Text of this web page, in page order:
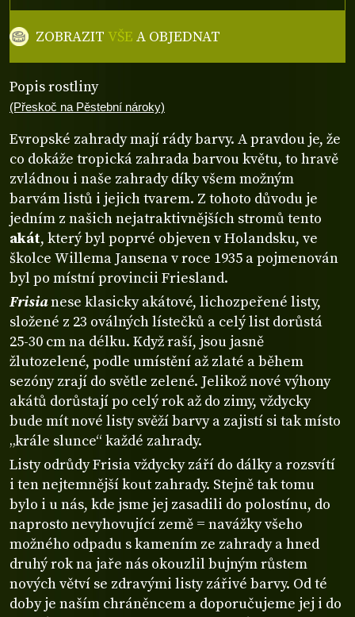
Popis rostliny
(Přeskoč na Pěstební nároky)
Evropské zahrady mají rády barvy. A pravdou je, že
co dokáže tropická zahrada barvou květu, to hravě
zvládnou i naše zahrady díky všem možným
barvám listů i jejich tvarem. Z tohoto důvodu je
jedním z našich nejatraktivnějších stromů tento
akát, který byl poprvé objeven v Holandsku, ve
školce Willema Jansena v roce 1935 a pojmenován
byl po místní provincii Friesland.
Frisianese klasicky akátové, lichozpeřené listy,
složené z 23 oválných lístečků a celý list dorůstá
25-30 cm na délku. Když raší, jsou jasně
žlutozelené, podle umístění až zlaté a během
sezóny zrají do světle zelené. Jelikož nové výhony
akátů dorůstají po celý rok až do zimy, vždycky
bude mít nové listy svěží barvy a zajistí si tak místo
„krále slunce“ každé zahrady.
Listy odrůdy Frisia vždycky září do dálky a rozsvítí
i ten nejtemnější kout zahrady. Stejně tak tomu
bylo i u nás, kde jsme jej zasadili do polostínu, do
naprosto nevyhovující země = navážky všeho
možného odpadu s kamením ze zahrady a hned
druhý rok na jaře nás okouzlil bujným růstem
nových větví se zdravými listy zářivé barvy. Od té
doby je naším chráněncem a doporučujeme jej i do
ZOBRAZITVŠE A OBJEDNAT